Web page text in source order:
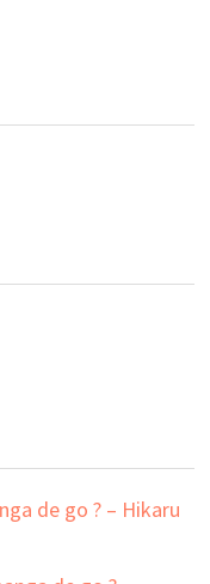
de go ? – Hikaru